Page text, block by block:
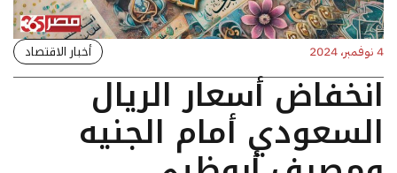
4 نوفمبر، 2024 أخبار الاقتصاد
انخفاض أسعار الريال
السعودي أمام الجنيه